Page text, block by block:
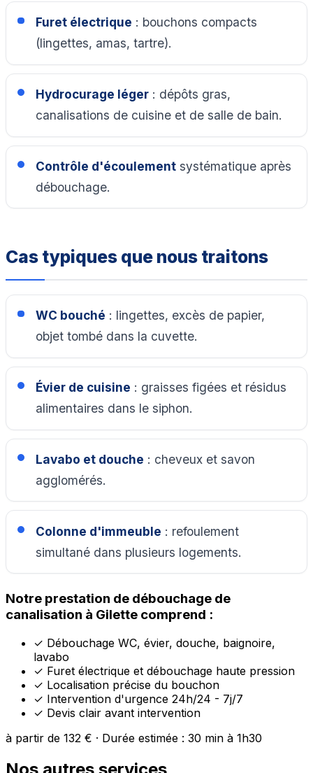
Furet électrique : bouchons compacts
(lingettes, amas, tartre).
Hydrocurage léger: dépôts gras,
canalisations de cuisine et de salle de bain.
Contrôle d'écoulementsystématique après
débouchage.
Cas typiques que nous traitons
WC bouché : lingettes, excès de papier,
objet tombé dans la cuvette.
Évier de cuisine : graisses figées et résidus
alimentaires dans le siphon.
Lavabo et douche : cheveux et savon
agglomérés.
Colonne d'immeuble : refoulement
simultané dans plusieurs logements.
Notre prestation de débouchage de
canalisation à Gilette comprend :
✓ Débouchage WC, évier, douche, baignoire,
lavabo
✓ Furet électrique et débouchage haute pression
✓ Localisation précise du bouchon
✓ Intervention d'urgence 24h/24 - 7j/7
✓ Devis clair avant intervention
à partir de 132 € · Durée estimée : 30 min à 1h30